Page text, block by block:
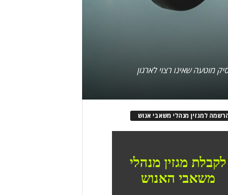
מוטעה שאינו רצוי לארגון
למגזין מנהלי משאבי אנוש